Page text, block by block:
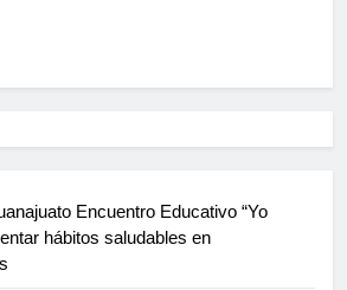
Encuentro Educativo “Yo
hábitos saludables en